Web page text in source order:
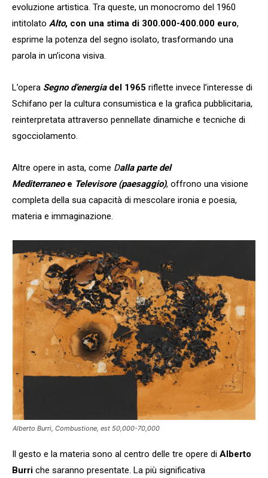
evoluzione artistica. Tra queste, un monocromo del 1960
intitolato Alto, con una stima di 300.000-400.000 euro,
esprime la potenza del segno isolato, trasformando una
parola in un’icona visiva.
L’opera Segno d’energiadel 1965 riflette invece l’interesse di
Schifano per la cultura consumistica e la grafica pubblicitaria,
reinterpretata attraverso pennellate dinamiche e tecniche di
sgocciolamento.
Altre opere in asta, come Dalla parte del
Mediterraneoe Televisore (paesaggio), offrono una visione
completa della sua capacità di mescolare ironia e poesia,
materia e immaginazione.
Alberto Burri, Combustione, est 50,000-70,000
Il gesto e la materia sono al centro delle tre opere di Alberto
Burri che saranno presentate. La più significativa